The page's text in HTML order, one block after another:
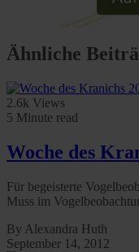
Ähnliche
2.6k Views
5 Minute read
Woche des
Für begeisterte
Muss im
By Alexandra Huth
September 14, 2012